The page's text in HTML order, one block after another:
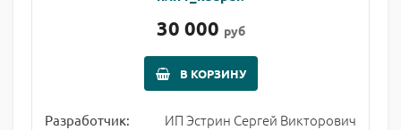
30 000 руб
В КОРЗИНУ
Разработчик: ИП Эстрин Сергей Викторович